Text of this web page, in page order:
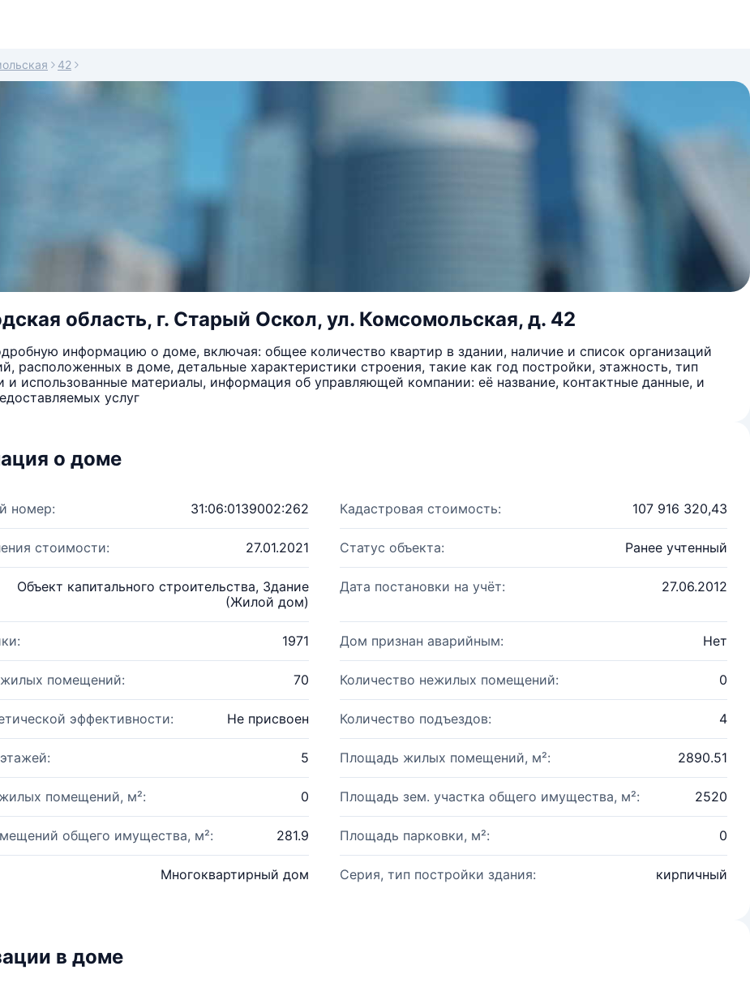
42
область, г. Старый Оскол, ул. Комсомольская, д. 42
информацию о доме, включая: общее количество квартир в здании, наличие и список организаций
расположенных в доме, детальные характеристики строения, такие как год постройки, этажность, тип
и использованные материалы, информация об управляющей компании: её название, контактные данные, и
услуг
о доме
номер: 31:06:0139002:262 Кадастровая стоимость: 107 916 320,43
стоимости: 27.01.2021 Статус объекта: Ранее учтенный
Объект капитального строительства, Здание
(Жилой дом)
Дата постановки на учёт: 27.06.2012
1971 Дом признан аварийным: Нет
жилых помещений: 70 Количество нежилых помещений: 0
эффективности: Не присвоен Количество подъездов: 4
5 Площадь жилых помещений, м²: 2890.51
помещений, м²: 0 Площадь зем. участка общего имущества, м²: 2520
общего имущества, м²: 281.9 Площадь парковки, м²: 0
Многоквартирный дом Серия, тип постройки здания: кирпичный
в доме